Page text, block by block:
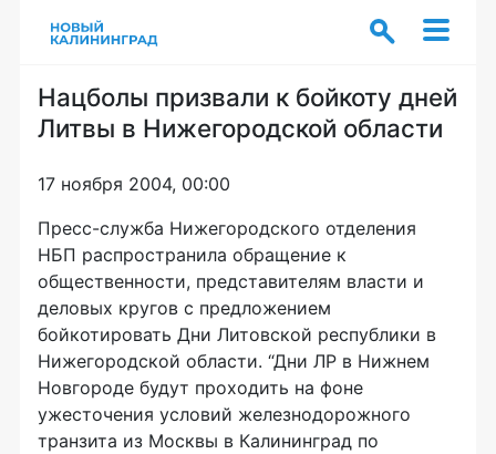
Нацболы призвали к бойкоту дней
Литвы в Нижегородской области
17 ноября 2004, 00:00
Пресс-служба Нижегородского отделения
НБП распространила обращение к
общественности, представителям власти и
деловых кругов с предложением
бойкотировать Дни Литовской республики в
Нижегородской области. “Дни ЛР в Нижнем
Новгороде будут проходить на фоне
ужесточения условий железнодорожного
транзита из Москвы в Калининград по